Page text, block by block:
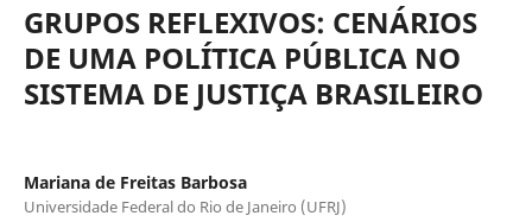
GRUPOS REFLEXIVOS: CENÁRIOS
DE UMA POLÍTICA PÚBLICA NO
SISTEMA DE JUSTIÇA BRASILEIRO
Mariana de Freitas Barbosa
Universidade Federal do Rio de Janeiro (UFRJ)